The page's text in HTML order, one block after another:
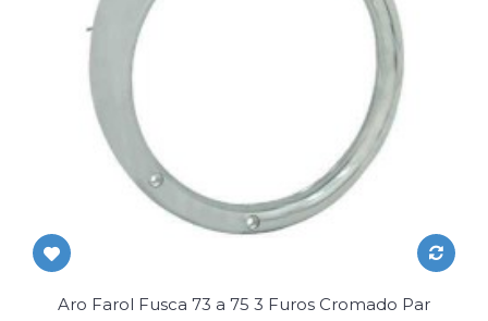
Aro Farol Fusca 73 a 75 3 Furos Cromado Par